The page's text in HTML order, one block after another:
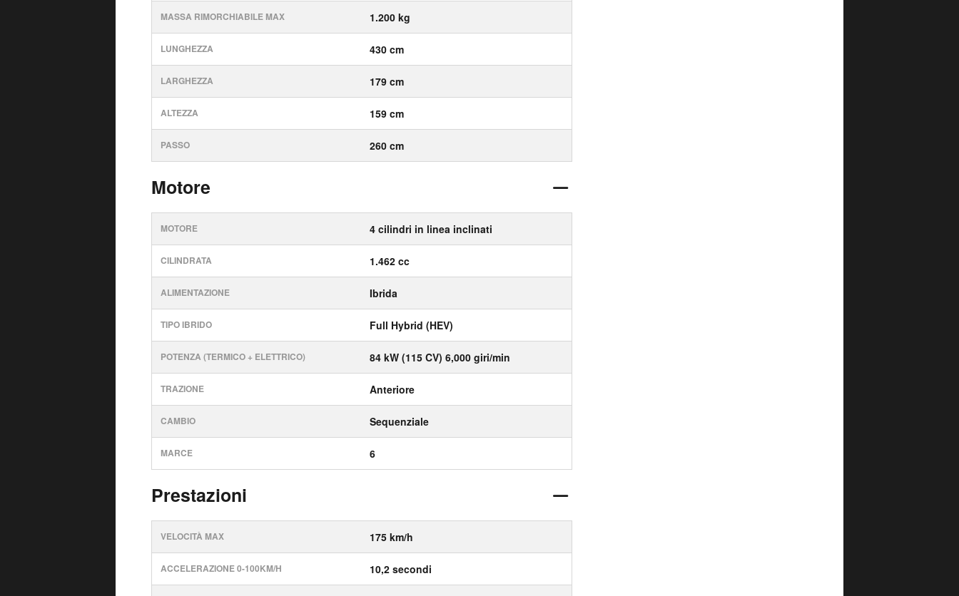
MASSA RIMORCHIABILE MAX 1.200 kg
LUNGHEZZA 430 cm
LARGHEZZA 179 cm
ALTEZZA 159 cm
PASSO 260 cm
Motore
MOTORE 4 cilindri in linea inclinati
CILINDRATA 1.462 cc
ALIMENTAZIONE Ibrida
TIPO IBRIDO Full Hybrid (HEV)
POTENZA (TERMICO + ELETTRICO) 84 kW (115 CV) 6,000 giri/min
TRAZIONE Anteriore
CAMBIO Sequenziale
MARCE 6
Prestazioni
VELOCITÀ MAX 175 km/h
ACCELERAZIONE 0-100KM/H 10,2 secondi